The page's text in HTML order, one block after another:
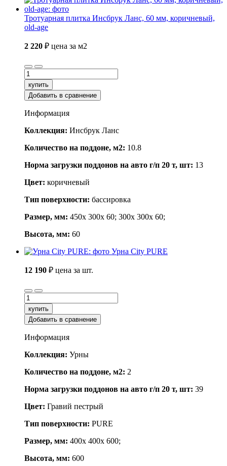
Тротуарная плитка Инсбрук Ланс, 60 мм, коричневый,
old-age
2 220 ₽ цена за м2
купить
Добавить в сравнение
Информация
Коллекция: Инсбрук Ланс
Количество на поддоне, м2: 10.8
Норма загрузки поддонов на авто г/п 20 т, шт: 13
Цвет: коричневый
Тип поверхности: бассировка
Размер, мм: 450x 300x 60; 300x 300x 60;
Высота, мм: 60
Урна City PURE
12 190 ₽ цена за шт.
купить
Добавить в сравнение
Информация
Коллекция: Урны
Количество на поддоне, м2: 2
Норма загрузки поддонов на авто г/п 20 т, шт: 39
Цвет: Гравий пестрый
Тип поверхности: PURE
Размер, мм: 400x 400x 600;
Высота, мм: 600